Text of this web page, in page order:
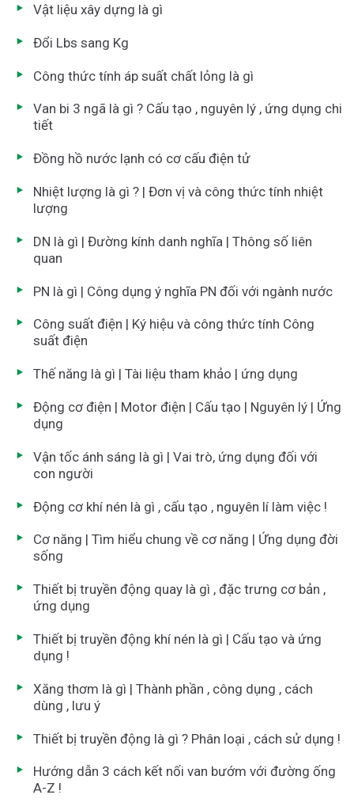
Vật liệu xây dựng là gì
Đổi Lbs sang Kg
Công thức tính áp suất chất lỏng là gì
Van bi 3 ngã là gì ? Cấu tạo , nguyên lý , ứng dụng chi
tiết
Đồng hồ nước lạnh có cơ cấu điện tử
Nhiệt lượng là gì ? | Đơn vị và công thức tính nhiệt
lượng
DN là gì | Đường kính danh nghĩa | Thông số liên
quan
PN là gì | Công dụng ý nghĩa PN đối với ngành nước
Công suất điện | Ký hiệu và công thức tính Công
suất điện
Thế năng là gì | Tài liệu tham khảo | ứng dụng
Động cơ điện | Motor điện | Cấu tạo | Nguyên lý | Ứng
dụng
Vận tốc ánh sáng là gì | Vai trò, ứng dụng đối với
con người
Động cơ khí nén là gì , cấu tạo , nguyên lí làm việc !
Cơ năng | Tìm hiểu chung về cơ năng | Ứng dụng đời
sống
Thiết bị truyền động quay là gì , đặc trưng cơ bản ,
ứng dụng
Thiết bị truyền động khí nén là gì | Cấu tạo và ứng
dụng !
Xăng thơm là gì | Thành phần , công dụng , cách
dùng , lưu ý
Thiết bị truyền động là gì ? Phân loại , cách sử dụng !
Hướng dẫn 3 cách kết nối van bướm với đường ống
A-Z !